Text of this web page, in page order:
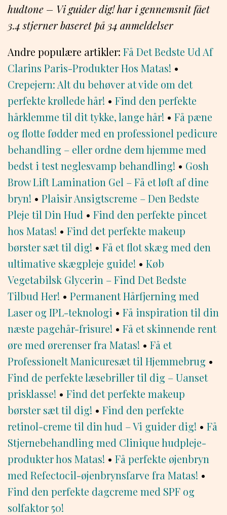
hudtone – Vi guider dig! har i gennemsnit fået
3.4stjerner baseret på 34 anmeldelser
Andre populære artikler: Få Det Bedste Ud Af
Clarins Paris-Produkter Hos Matas! •
Crepejern: Alt du behøver at vide om det
perfekte krøllede hår! • Find den perfekte
hårklemme til dit tykke, lange hår! • Få pæne
og flotte fødder med en professionel pedicure
behandling – eller ordne dem hjemme med
bedst i test neglesvamp behandling! • Gosh
Brow Lift Lamination Gel – Få et løft af dine
bryn! • Plaisir Ansigtscreme – Den Bedste
Pleje til Din Hud • Find den perfekte pincet
hos Matas! • Find det perfekte makeup
børster sæt til dig! • Få et flot skæg med den
ultimative skægpleje guide! • Køb
Vegetabilsk Glycerin – Find Det Bedste
Tilbud Her! • Permanent Hårfjerning med
Laser og IPL-teknologi • Få inspiration til din
næste pagehår-frisure! • Få et skinnende rent
øre med ørerenser fra Matas! • Få et
Professionelt Manicuresæt til Hjemmebrug •
Find de perfekte læsebriller til dig – Uanset
prisklasse! • Find det perfekte makeup
børster sæt til dig! • Find den perfekte
retinol-creme til din hud – Vi guider dig! • Få
Stjernebehandling med Clinique hudpleje-
produkter hos Matas! • Få perfekte øjenbryn
med Refectocil-øjenbrynsfarve fra Matas! •
Find den perfekte dagcreme med SPF og
solfaktor 50!